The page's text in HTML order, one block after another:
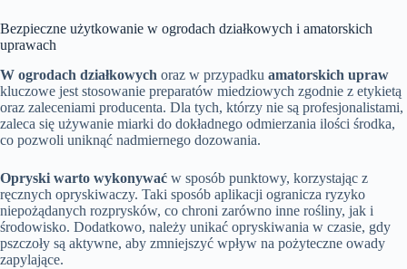
Bezpieczne użytkowanie w ogrodach działkowych i amatorskich
uprawach
W ogrodach działkowych oraz w przypadku amatorskich upraw
kluczowe jest stosowanie preparatów miedziowych zgodnie z etykietą
oraz zaleceniami producenta. Dla tych, którzy nie są profesjonalistami,
zaleca się używanie miarki do dokładnego odmierzania ilości środka,
co pozwoli uniknąć nadmiernego dozowania.
Opryski warto wykonywać w sposób punktowy, korzystając z
ręcznych opryskiwaczy. Taki sposób aplikacji ogranicza ryzyko
niepożądanych rozprysków, co chroni zarówno inne rośliny, jak i
środowisko. Dodatkowo, należy unikać opryskiwania w czasie, gdy
pszczoły są aktywne, aby zmniejszyć wpływ na pożyteczne owady
zapylające.